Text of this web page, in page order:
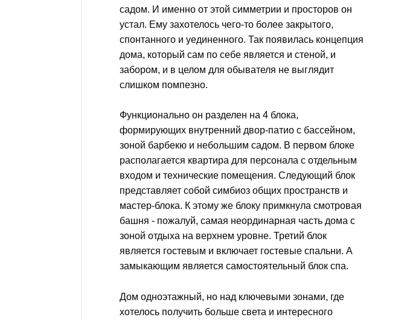
садом. И именно от этой симметрии и просторов он
устал. Ему захотелось чего-то более закрытого,
спонтанного и уединенного. Так появилась концепция
дома, который сам по себе является и стеной, и
забором, и в целом для обывателя не выглядит
слишком помпезно.
Функционально он разделен на 4 блока,
формирующих внутренний двор-патио с бассейном,
зоной барбекю и небольшим садом. В первом блоке
располагается квартира для персонала с отдельным
входом и технические помещения. Следующий блок
представляет собой симбиоз общих пространств и
мастер-блока. К этому же блоку примкнула смотровая
башня - пожалуй, самая неординарная часть дома с
зоной отдыха на верхнем уровне. Третий блок
является гостевым и включает гостевые спальни. А
замыкающим является самостоятельный блок спа.
Дом одноэтажный, но над ключевыми зонами, где
хотелось получить больше света и интересного